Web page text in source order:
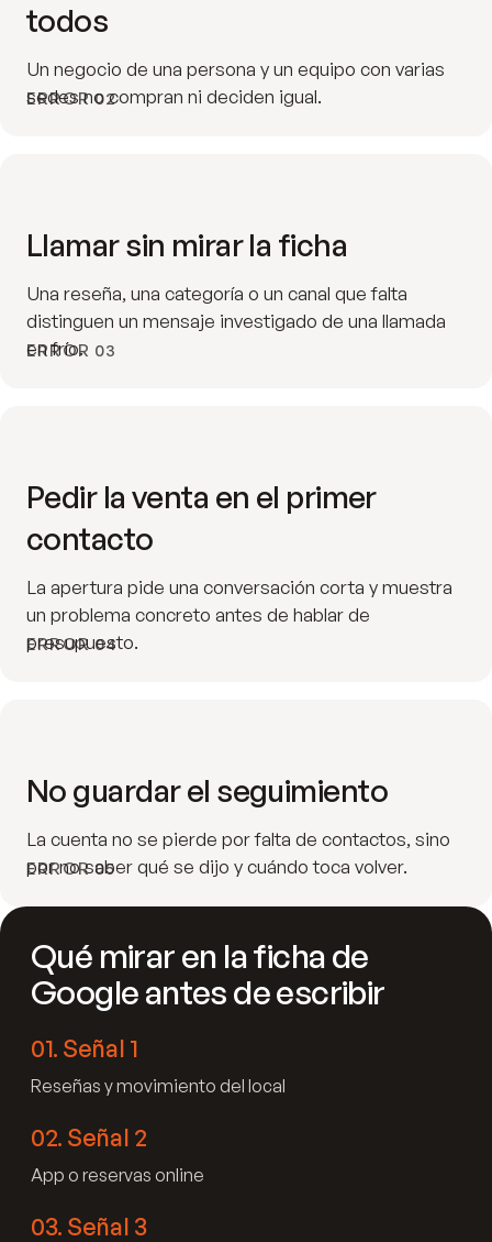
ERROR 02
todos
Un negocio de una persona y un equipo con varias
sedes no compran ni deciden igual.
ERROR 03
Llamar sin mirar la ficha
Una reseña, una categoría o un canal que falta
distinguen un mensaje investigado de una llamada
en frío.
ERROR 04
Pedir la venta en el primer
contacto
La apertura pide una conversación corta y muestra
un problema concreto antes de hablar de
presupuesto.
ERROR 05
No guardar el seguimiento
La cuenta no se pierde por falta de contactos, sino
por no saber qué se dijo y cuándo toca volver.
Qué mirar en la ficha de
Google antes de escribir
01. Señal 1
Reseñas y movimiento del local
02. Señal 2
App o reservas online
03. Señal 3